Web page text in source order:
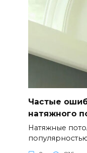
Частые
натяжного
Натяжные